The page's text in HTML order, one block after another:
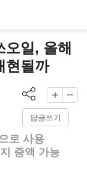
일, 올해
현될까
답글쓰기
로 사용
증액 가능